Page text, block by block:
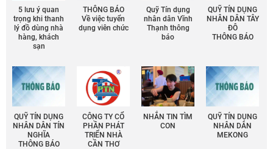
5 lưu ý quan
trọng khi thanh
lý đồ dùng nhà
hàng, khách
sạn
THÔNG BÁO
Về việc tuyển
dụng viên chức
Quỹ Tín dụng
nhân dân Vĩnh
Thạnh thông
báo
QUỸ TÍN DỤNG
NHÂN DÂN TÂY
ĐÔ
THÔNG BÁO
QUỸ TÍN DỤNG
NHÂN DÂN TÍN
NGHĨA
THÔNG BÁO
CÔNG TY CỔ
PHẦN PHÁT
TRIỂN NHÀ
CẦN THƠ
NHẮN TIN TÌM
CON
QUỸ TÍN DỤNG
NHÂN DÂN
MEKONG